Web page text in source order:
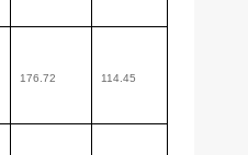
176.72 114.45